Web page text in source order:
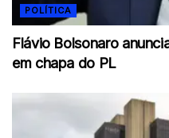
POLÍTICA
Flávio Bolsonaro
em chapa do PL